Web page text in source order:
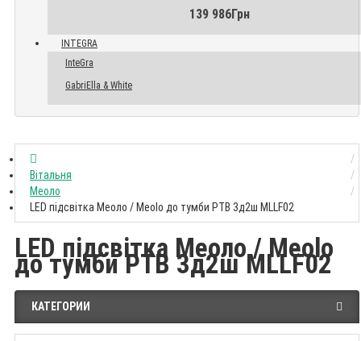
139 986Грн
INTEGRA
InteGra
GabriElla & White
Вітальня
Меоло
LED підсвітка Меоло / Meolo до тумби РТВ 3д2ш MLLF02
LED підсвітка Меоло / Meolo
до тумби РТВ 3д2ш MLLF02
КАТЕГОРИИ